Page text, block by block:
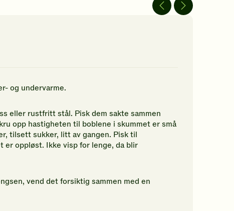
vurdering.
5
og undervarme.
eller rustfritt stål. Pisk dem sakte sammen
opp hastigheten til boblene i skummet er små
tilsett sukker, litt av gangen. Pisk til
er oppløst. Ikke visp for lenge, da blir
vend det forsiktig sammen med en